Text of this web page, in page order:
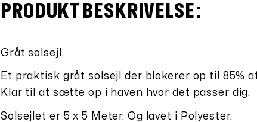
PRODUKT BESKRIVELSE:
Gråt solsejl.
Et praktisk gråt solsejl der blokerer op til 85%
Klar til at sætte op i haven hvor det passer dig.
Solsejlet er 5 x 5 Meter. Og lavet i Polyester.